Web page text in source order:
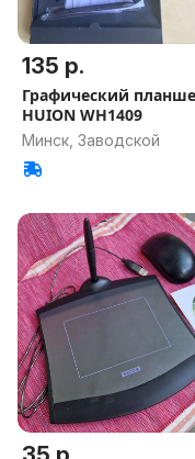
135 р.
Графический
HUION WH1409
Минск, Заводской